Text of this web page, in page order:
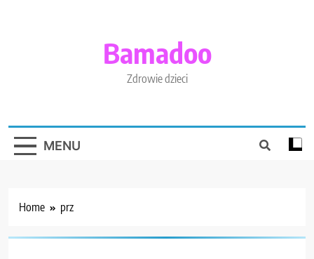
Bamadoo
Zdrowie dzieci
MENU
Home prz